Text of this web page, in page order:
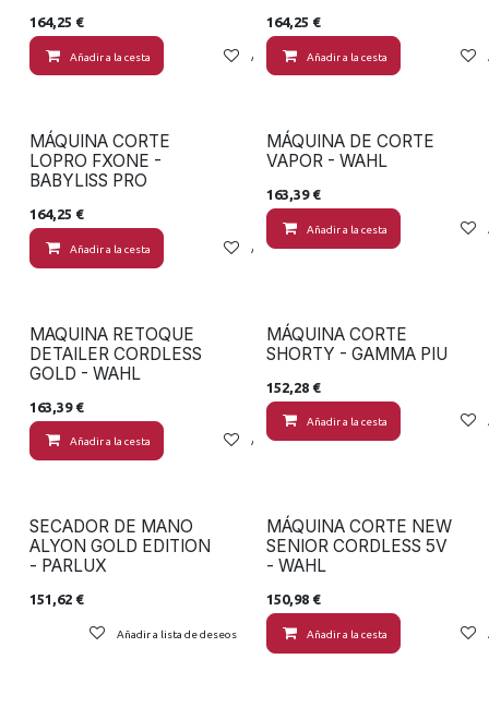
164,25 €
Añadir a la cesta Añadir a lista de deseos
164,25 €
Añadir a la cesta
MÁQUINA CORTE
LOPRO FXONE -
BABYLISS PRO
164,25 €
Añadir a la cesta Añadir a lista de deseos
MÁQUINA DE CORTE
VAPOR - WAHL
163,39€
Añadir a la cesta
MAQUINA RETOQUE
DETAILER CORDLESS
GOLD - WAHL
163,39€
Añadir a la cesta Añadir a lista de deseos
MÁQUINA CORTE
SHORTY - GAMMA PIU
152,28€
Añadir a la cesta
SECADOR DE MANO
ALYON GOLD EDITION
- PARLUX
151,62 €
Añadir a lista de deseos
MÁQUINA CORTE NEW
SENIOR CORDLESS 5V
- WAHL
150,98€
Añadir a la cesta